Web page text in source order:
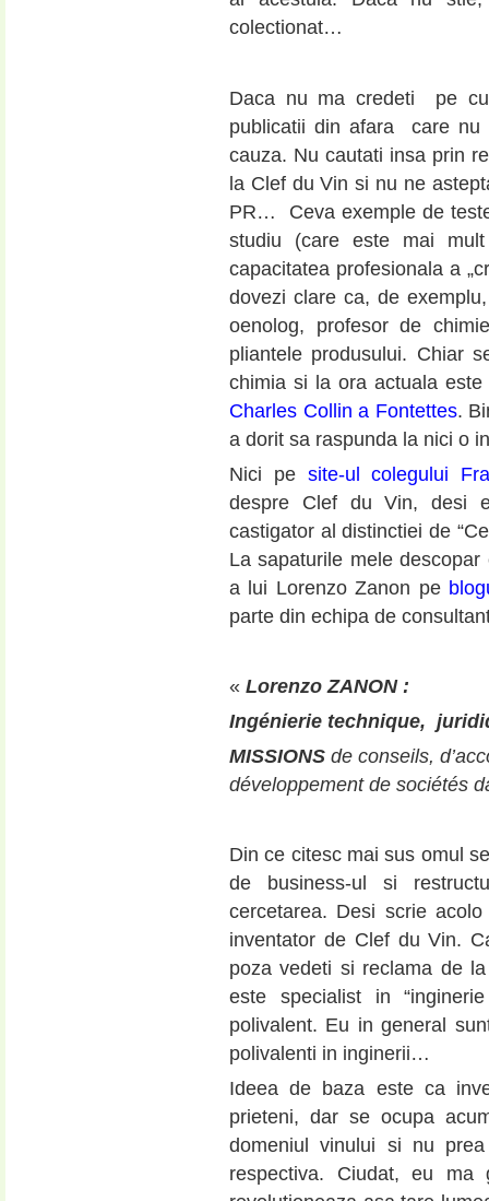
colectionat…
Daca nu ma credeti pe
publicatii din afara care nu
cauza. Nu cautati insa prin
la Clef du Vin si nu ne
PR… Ceva exemple de
studiu (care este mai
capacitatea profesionala a
dovezi clare ca, de
oenolog, profesor de
pliantele produsului. Chiar
chimia si la ora actuala
Charles Collin a Fontettes.
a dorit sa raspunda la nici o
Nici pe site-ul colegului
despre Clef du Vin, desi
castigator al distinctiei de
La sapaturile mele
a lui Lorenzo Zanon pe
parte din echipa de
« Lorenzo ZANON :
Ingénierie technique,
MISSIONS de conseils,
développement de sociétés
Din ce citesc mai sus omul
de business-ul si
cercetarea. Desi scrie
inventator de Clef du Vin.
poza vedeti si reclama de
este specialist in
polivalent. Eu in general
polivalenti in inginerii…
Ideea de baza este ca
prieteni, dar se ocupa
domeniul vinului si nu
respectiva. Ciudat, eu ma